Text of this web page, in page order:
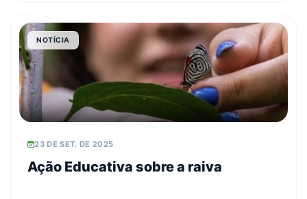
NOTÍCIA
23 DE SET. DE 2025
Ação Educativa sobre a raiva